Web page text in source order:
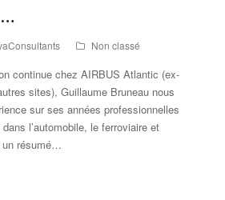
Non classé
continue chez AIRBUS Atlantic (ex-
sites), Guillaume Bruneau nous
sur ses années professionnelles
l’automobile, le ferroviaire et
un résumé…